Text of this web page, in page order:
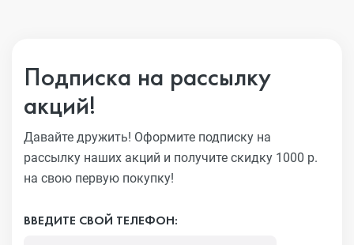
Подписка на рассылку
акций!
Давайте дружить! Оформите подписку на
рассылку наших акций и получите скидку 1000 р.
на свою первую покупку!
ВВЕДИТЕ СВОЙ ТЕЛЕФОН: